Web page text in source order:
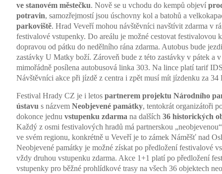
ve stanovém městečku. Nově se u vchodu do kempů objeví
potravin, samozřejmostí jsou úschovny kol a batohů a
parkoviště. Hrad Veveří mohou návštěvníci navštívit zdarma v
festivalové vstupenky. Do areálu je možné cestovat festivalovou
dopravou od pátku do nedělního rána zdarma. Autobus bude
zastávky U Matky boží. Zároveň bude z této zastávky v pátek a
mimořádně posílena autobusová linka 303. Na lince platí tarif
Návštěvníci akce při jízdě z centra i zpět musí mít jízdenku za
Festival Hrady CZ je i letos partnerem projektu Národního
ústavu s názvem Neobjevené památky, tentokrát organizátoři
dokonce jednu vstupenku zdarma na dalších 36 historických
Každý z osmi festivalových hradů má partnerskou
ve svém regionu, konkrétně u Veveří je to zámek Náměšť nad
Neobjevené památky je možné získat po předložení festivalové
vždy druhou vstupenku zdarma. Akce 1+1 platí po předložení
vstupenky pro běžné prohlídkové trasy na všech 36 objektech